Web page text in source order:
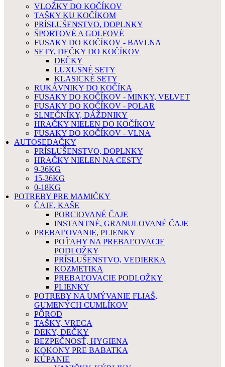
VLOŽKY DO KOČÍKOV
TAŠKY KU KOČÍKOM
PRÍSLUŠENSTVO, DOPLNKY
ŠPORTOVÉ A GOLFOVÉ
FUSAKY DO KOČÍKOV - BAVLNA
SETY, DEČKY DO KOČÍKOV
DEČKY
LUXUSNÉ SETY
KLASICKÉ SETY
RUKÁVNIKY DO KOČÍKA
FUSAKY DO KOČÍKOV - MINKY, VELVET
FUSAKY DO KOČÍKOV - POLAR
SLNEČNÍKY, DÁŽDNIKY
HRAČKY NIELEN DO KOČÍKOV
FUSAKY DO KOČÍKOV - VLNA
AUTOSEDAČKY
PRÍSLUŠENSTVO, DOPLNKY
HRAČKY NIELEN NA CESTY
9-36KG
15-36KG
0-18KG
POTREBY PRE MAMIČKY
ČAJE, KAŠE
PORCIOVANÉ ČAJE
INSTANTNÉ, GRANULOVANÉ ČAJE
PREBAĽOVANIE, PLIENKY
POŤAHY NA PREBAĽOVACIE
PODLOŽKY
PRÍSLUŠENSTVO, VEDIERKA
KOZMETIKA
PREBAĽOVACIE PODLOŽKY
PLIENKY
POTREBY NA UMÝVANIE FLIAŠ,
GUMENÝCH CUMLÍKOV
PÔROD
TAŠKY, VRECA
DEKY, DEČKY
BEZPEČNOSŤ, HYGIENA
KOKONY PRE BABATKA
KÚPANIE